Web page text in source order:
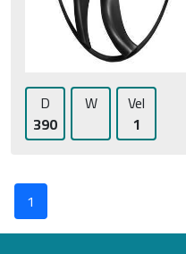
D
390
W
Vel
1
1